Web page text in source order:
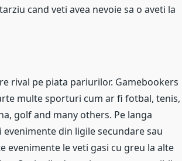
cand veti avea nevoie sa o aveti la
rival pe piata pariurilor. Gamebookers
multe sporturi cum ar fi fotbal, tenis,
golf and many others. Pe langa
din ligile secundare sau
evenimente le veti gasi cu greu la alte